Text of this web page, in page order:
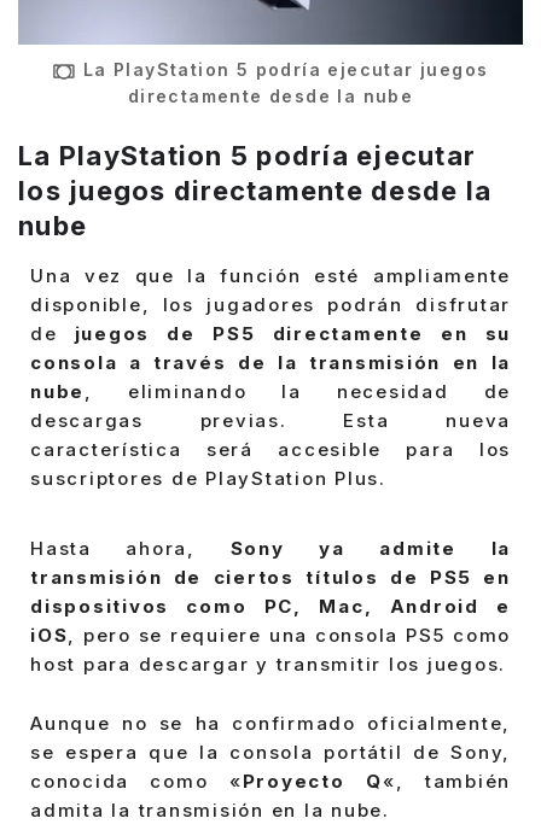
La PlayStation 5 podría ejecutar juegos
directamente desde la nube
La PlayStation 5 podría ejecutar
los juegos directamente desde la
nube
Una vez que la función esté ampliamente
disponible, los jugadores podrán disfrutar
de juegos de PS5 directamente en su
consola a través de la transmisión en la
nube , eliminando la necesidad de
descargas previas. Esta nueva
característica será accesible para los
suscriptores de PlayStation Plus.
Hasta ahora, Sony ya admite la
transmisión de ciertos títulos de PS5 en
dispositivos como PC, Mac, Android e
iOS, pero se requiere una consola PS5 como
host para descargar y transmitir los juegos.
Aunque no se ha confirmado oficialmente,
se espera que la consola portátil de Sony,
conocida como «Proyecto Q«, también
admita la transmisión en la nube.